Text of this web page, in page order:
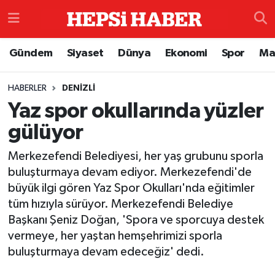
Gündem Siyaset Dünya Ekonomi Spor
HABERLER DENIZLI
Yaz spor okullarında yüzler
gülüyor
Merkezefendi Belediyesi, her yaş grubunu sporla
buluşturmaya devam ediyor. Merkezefendi'de
büyük ilgi gören Yaz Spor Okulları'nda eğitimler
tüm hızıyla sürüyor. Merkezefendi Belediye
Başkanı Şeniz Doğan, 'Spora ve sporcuya destek
vermeye, her yaştan hemşehrimizi sporla
buluşturmaya devam edeceğiz' dedi.
Çevre
Dünya
Eğitim
Ekonomi
Genel
İzmir Namaz Vakitleri
İstanbul Trafik Yoğunluk Haritası
Süper Lig Puan Durumu ve Fikstür
Tüm Manşetler
Son Dakika Haberleri